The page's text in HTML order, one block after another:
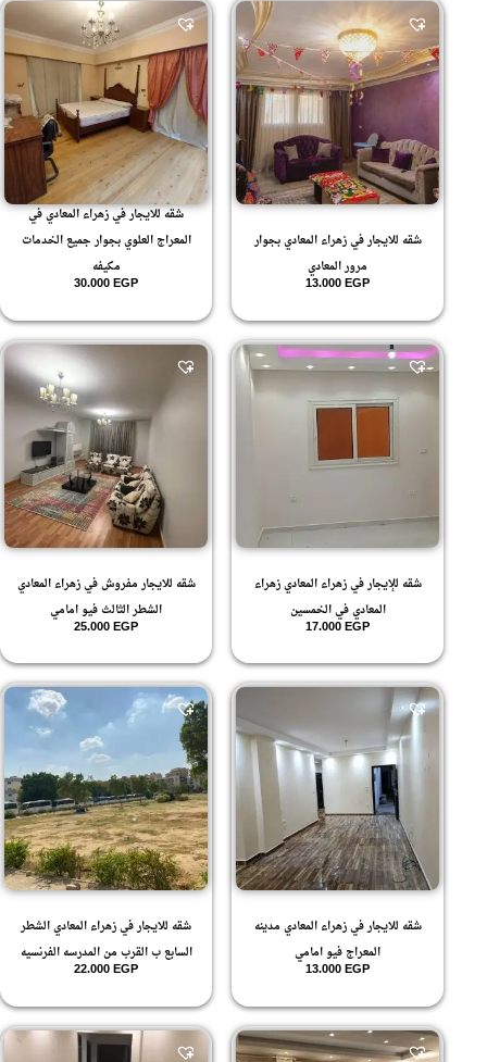
شقه للايجار في زهراء المعادي بجوار
مرور المعادي
13.000EGP
شقه للايجار في زهراء المعادي في
المعراج العلوي بجوار جميع الخدمات
مكيفه
30.000EGP
شقه للإيجار في زهراء المعادي زهراء
المعادي في الخمسين
17.000EGP
شقه للايجار مفروش في زهراء المعادي
الشطر الثالث فيو امامي
25.000EGP
شقه للايجار في زهراء المعادي مدينه
المعراج فيو امامي
13.000EGP
شقه للايجار في زهراء المعادي الشطر
السابع ب القرب من المدرسه الفرنسيه
22.000EGP